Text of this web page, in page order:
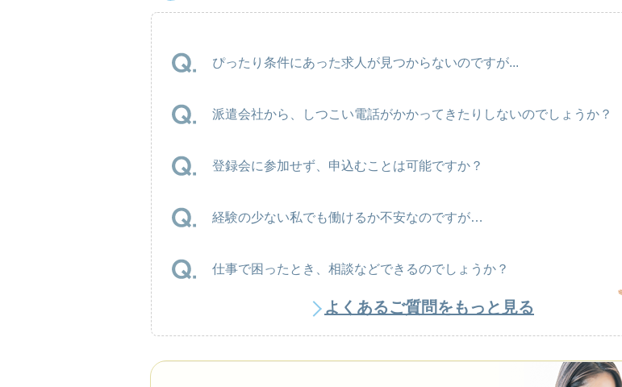
ぴったり条件にあった求人が見つからないのですが...
派遣会社から、しつこい電話がかかってきたりしないのでしょうか？
登録会に参加せず、申込むことは可能ですか？
経験の少ない私でも働けるか不安なのですが…
仕事で困ったとき、相談などできるのでしょうか？
よくあるご質問をもっと見る